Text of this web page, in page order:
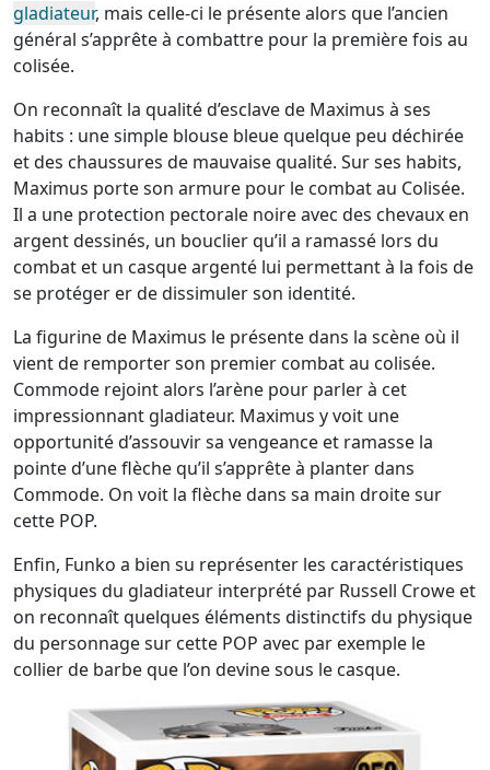
gladiateur, mais celle-ci le présente alors que l’ancien
général s’apprête à combattre pour la première fois au
colisée.
On reconnaît la qualité d’esclave de Maximus à ses
habits : une simple blouse bleue quelque peu déchirée
et des chaussures de mauvaise qualité. Sur ses habits,
Maximus porte son armure pour le combat au Colisée.
Il a une protection pectorale noire avec des chevaux en
argent dessinés, un bouclier qu’il a ramassé lors du
combat et un casque argenté lui permettant à la fois de
se protéger er de dissimuler son identité.
La figurine de Maximus le présente dans la scène où il
vient de remporter son premier combat au colisée.
Commode rejoint alors l’arène pour parler à cet
impressionnant gladiateur. Maximus y voit une
opportunité d’assouvir sa vengeance et ramasse la
pointe d’une flèche qu’il s’apprête à planter dans
Commode. On voit la flèche dans sa main droite sur
cette POP.
Enfin, Funko a bien su représenter les caractéristiques
physiques du gladiateur interprété par Russell Crowe et
on reconnaît quelques éléments distinctifs du physique
du personnage sur cette POP avec par exemple le
collier de barbe que l’on devine sous le casque.